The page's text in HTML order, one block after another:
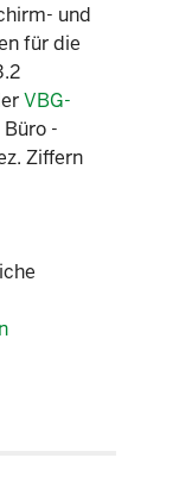
und
für die
VBG-
-
Ziffern